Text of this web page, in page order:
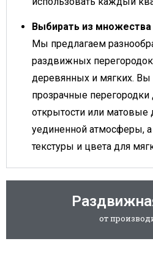
Выбирать из множества
Мы предлагаем
раздвижных
деревянных и мягких.
прозрачные
открытости или матовые
уединенной атмосферы,
текстуры и цвета для
от